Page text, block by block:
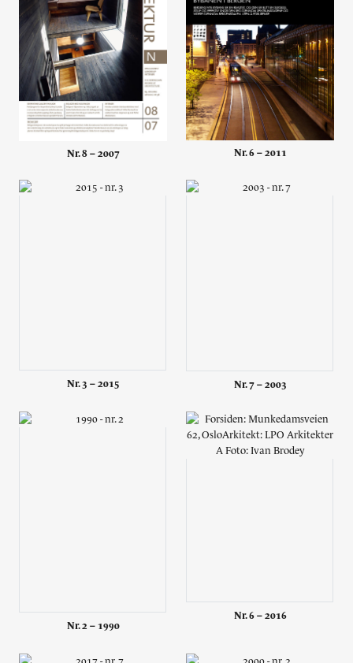
Nr. 8 – 2007 Nr. 6 – 2011
Nr. 3 – 2015 Nr. 7 – 2003
Nr. 2 – 1990
Nr. 6 – 2016